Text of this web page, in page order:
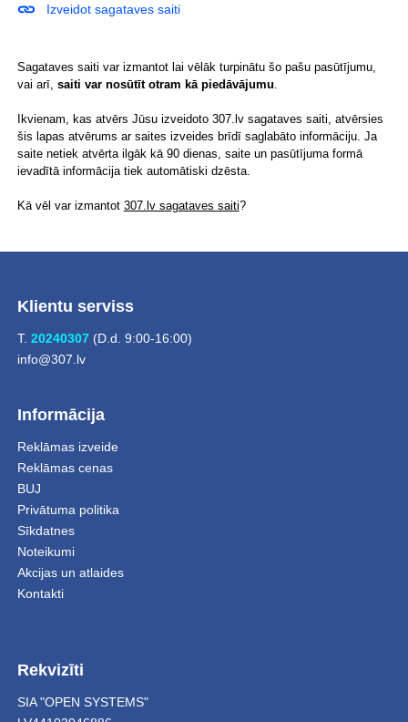
Izveidot sagataves saiti
Sagataves saiti var izmantot lai vēlāk turpinātu šo pašu pasūtījumu,
vai arī, saiti var nosūtīt otram kā piedāvājumu
Ikvienam, kas atvērs Jūsu izveidoto 307.lv sagataves saiti, atvērsies
šis lapas atvērums ar saites izveides brīdī saglabāto informāciju. Ja
saite netiek atvērta ilgāk kā 90 dienas, saite un pasūtījuma formā
ievadītā informācija tiek automātiski dzēsta.
Kā vēl var izmantot 307.lv sagataves saiti?
Klientu serviss
T. 20240307(D.d. 9:00-16:00)
info@307.lv
Informācija
Reklāmas izveide
Reklāmas cenas
BUJ
Privātuma politika
Sīkdatnes
Noteikumi
Akcijas un atlaides
Kontakti
Rekvizīti
SIA "OPEN SYSTEMS"